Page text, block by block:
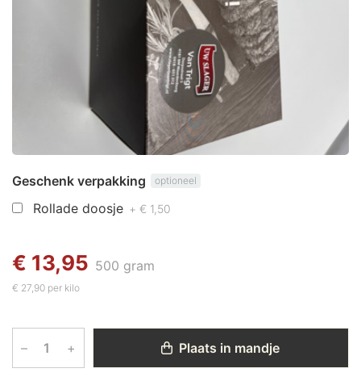
Geschenk verpakking optioneel
Rollade doosje + € 1,50
€ 13,95 500 gram
€ 27,90 per kilo
– + Plaats in mandje